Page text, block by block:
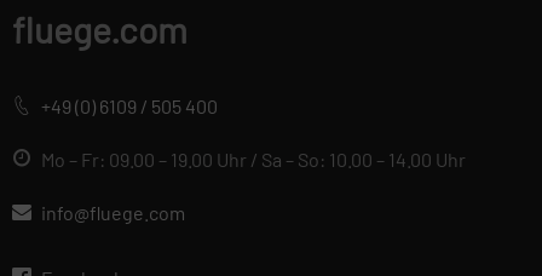
fluege.com
+49 (0) 6109 / 505 400
Mo – Fr: 09.00 – 19.00 Uhr / Sa – So: 10.00 – 14.00 Uhr
info@fluege.com